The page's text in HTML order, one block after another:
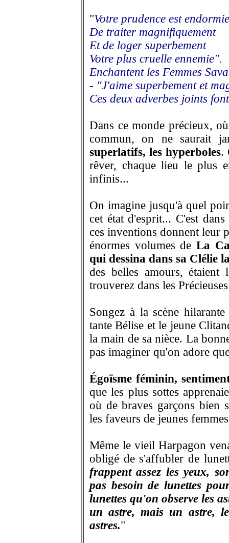
"Votre prudence est endormie
De traiter magnifiquement
Et de loger superbement
Votre plus cruelle ennemie".
Enchantent les Femmes
- "J'aime superbement et
Ces deux adverbes joints
Dans ce monde précieux,
commun, on ne saurait
superlatifs, les hyperboles.
rêver, chaque lieu le plus
infinis...
On imagine jusqu'à quel
cet état d'esprit... C'est
ces inventions donnent leur
énormes volumes de La
qui dessina dans sa Clélie
des belles amours, étaient
trouverez dans les
Songez à la scène
tante Bélise et le jeune
la main de sa nièce. La
pas imaginer qu'on adore
Égoïsme féminin,
que les plus sottes
où de braves garçons bien
les faveurs de jeunes
Même le vieil Harpagon
obligé de s'affubler de
frappent assez les yeux,
pas besoin de lunettes
lunettes qu'on observe les
un astre, mais un astre,
astres."